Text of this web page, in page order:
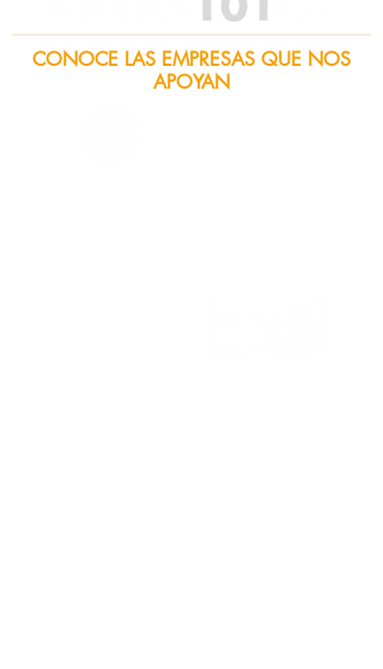
CONOCE LAS EMPRESAS QUE NOS
APOYAN